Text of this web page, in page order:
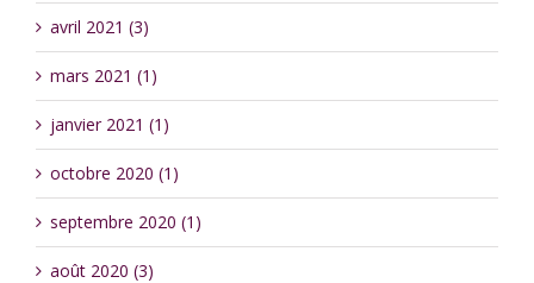
avril 2021 (3)
mars 2021 (1)
janvier 2021 (1)
octobre 2020 (1)
septembre 2020 (1)
août 2020 (3)